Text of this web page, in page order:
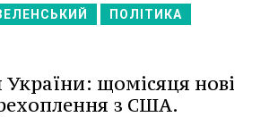
ПОЛІТИКА
України: щомісяця нові
з США.